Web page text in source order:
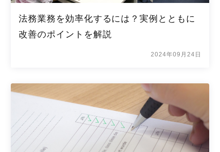
法務業務を効率化するには？実例とともに
改善のポイントを解説
2024年09月24日